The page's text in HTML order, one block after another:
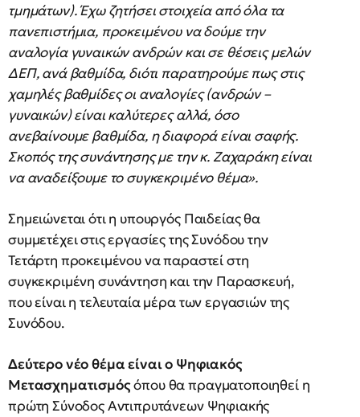
τμημάτων). Έχω ζητήσει στοιχεία από όλα τα
πανεπιστήμια, προκειμένου να δούμε την
αναλογία γυναικών ανδρών και σε θέσεις μελών
ΔΕΠ, ανά βαθμίδα, διότι παρατηρούμε πως στις
χαμηλές βαθμίδες οι αναλογίες (ανδρών –
γυναικών) είναι καλύτερες αλλά, όσο
ανεβαίνουμε βαθμίδα, η διαφορά είναι σαφής.
Σκοπός της συνάντησης με την κ. Ζαχαράκη είναι
να αναδείξουμε το συγκεκριμένο θέμα».
Σημειώνεται ότι η υπουργός Παιδείας θα
συμμετέχει στις εργασίες της Συνόδου την
Τετάρτη προκειμένου να παραστεί στη
συγκεκριμένη συνάντηση και την Παρασκευή,
που είναι η τελευταία μέρα των εργασιών της
Συνόδου.
Δεύτερο νέο θέμα είναι ο Ψηφιακός
Μετασχηματισμόςόπου θα πραγματοποιηθεί η
πρώτη Σύνοδος Αντιπρυτάνεων Ψηφιακής